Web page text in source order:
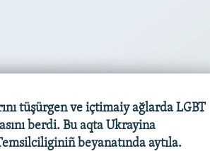
tüşürgen ve içtimaiy ağlarda LGBT
berdi. Bu aqta Ukrayina
beyanatında aytıla.